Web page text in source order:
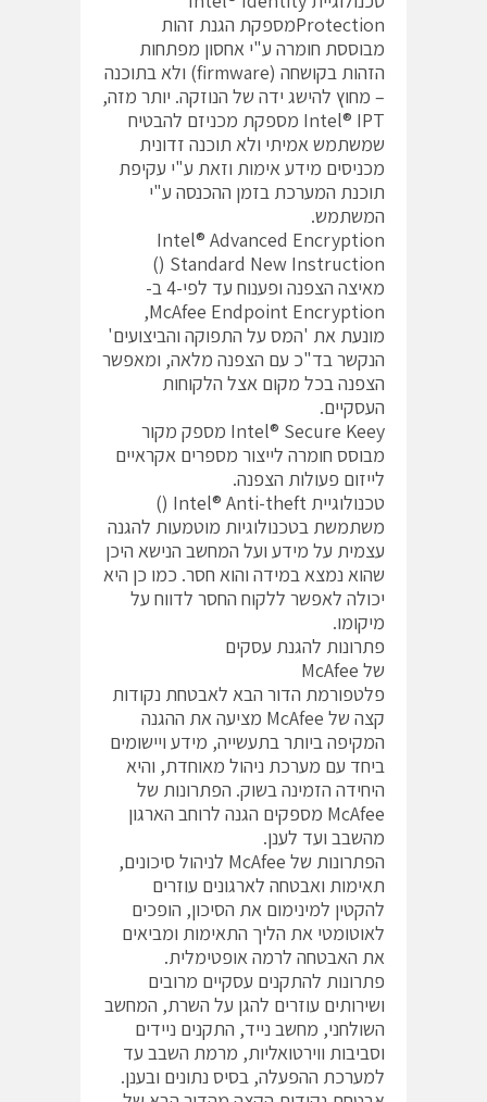
Protectionמספקת הגנת זהות
מבוססת חומרה ע"י אחסון מפתחות
הזהות בקושחה (firmware) ולא בתוכנה
– מחוץ להישג ידה של הנוזקה. יותר מזה,
Intel® IPT מספקת מכניזם להבטיח
שמשתמש אמיתי ולא תוכנה זדונית
מכניסים מידע אימות וזאת ע"י עקיפת
תוכנת המערכת בזמן ההכנסה ע"י
המשתמש.
Intel® Advanced Encryption
Standard New Instruction ()
מאיצה הצפנה ופענוח עד לפי-4 ב-
McAfee Endpoint Encryption,
מונעת את 'המס על התפוקה והביצועים'
הנקשר בד"כ עם הצפנה מלאה, ומאפשר
הצפנה בכל מקום אצל הלקוחות
העסקיים.
Intel® Secure Keey מספק מקור
מבוסס חומרה לייצור מספרים אקראיים
לייזום פעולות הצפנה.
טכנולוגיית Intel® Anti-theft ()
משתמשת בטכנולוגיות מוטמעות להגנה
עצמית על מידע ועל המחשב הנישא היכן
שהוא נמצא במידה והוא חסר. כמו כן היא
יכולה לאפשר ללקוח החסר לדווח על
מיקומו.
פתרונות להגנת עסקים
של McAfee
פלטפורמת הדור הבא לאבטחת נקודות
קצה של McAfee מציעה את ההגנה
המקיפה ביותר בתעשייה, מידע ויישומים
ביחד עם מערכת ניהול מאוחדת, והיא
היחידה הזמינה בשוק. הפתרונות של
McAfee מספקים הגנה לרוחב הארגון
מהשבב ועד לענן.
הפתרונות של McAfee לניהול סיכונים,
תאימות ואבטחה לארגונים עוזרים
להקטין למינימום את הסיכון, הופכים
לאוטומטי את הליך התאימות ומביאים
את האבטחה לרמה אופטימלית.
פתרונות להתקנים עסקיים מרובים
ושירותים עוזרים להגן על השרת, המחשב
השולחני, מחשב נייד, התקנים ניידים
וסביבות ווירטואליות, מרמת השבב עד
למערכת ההפעלה, בסיס נתונים ובענן.